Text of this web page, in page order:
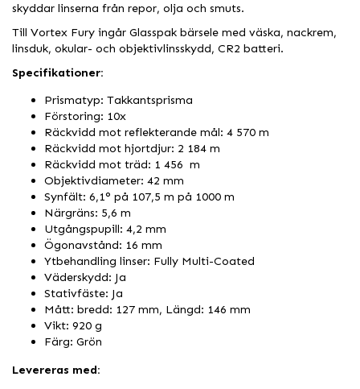
skyddar linserna från repor, olja och smuts.
Till Vortex Fury ingår Glasspak bärsele med väska, nackrem,
linsduk, okular- och objektivlinsskydd, CR2 batteri.
Specifikationer:
Prismatyp: Takkantsprisma
Förstoring: 10x
Räckvidd mot reflekterande mål: 4 570 m
Räckvidd mot hjortdjur: 2 184 m
Räckvidd mot träd: 1 456 m
Objektivdiameter: 42 mm
Synfält: 6,1° på 107,5 m på 1000 m
Närgräns: 5,6 m
Utgångspupill: 4,2 mm
Ögonavstånd: 16 mm
Ytbehandling linser: Fully Multi-Coated
Väderskydd: Ja
Stativfäste: Ja
Mått: bredd: 127 mm, Längd: 146 mm
Vikt: 920 g
Färg: Grön
Levereras med: